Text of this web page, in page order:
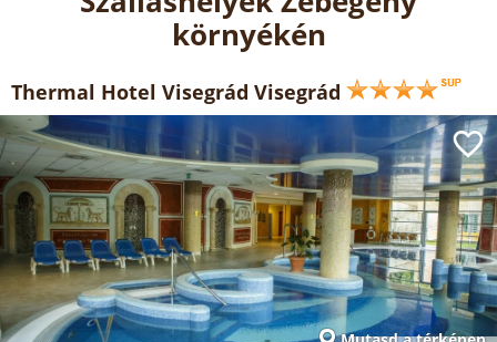
környékén
Thermal Hotel Visegrád Visegrád